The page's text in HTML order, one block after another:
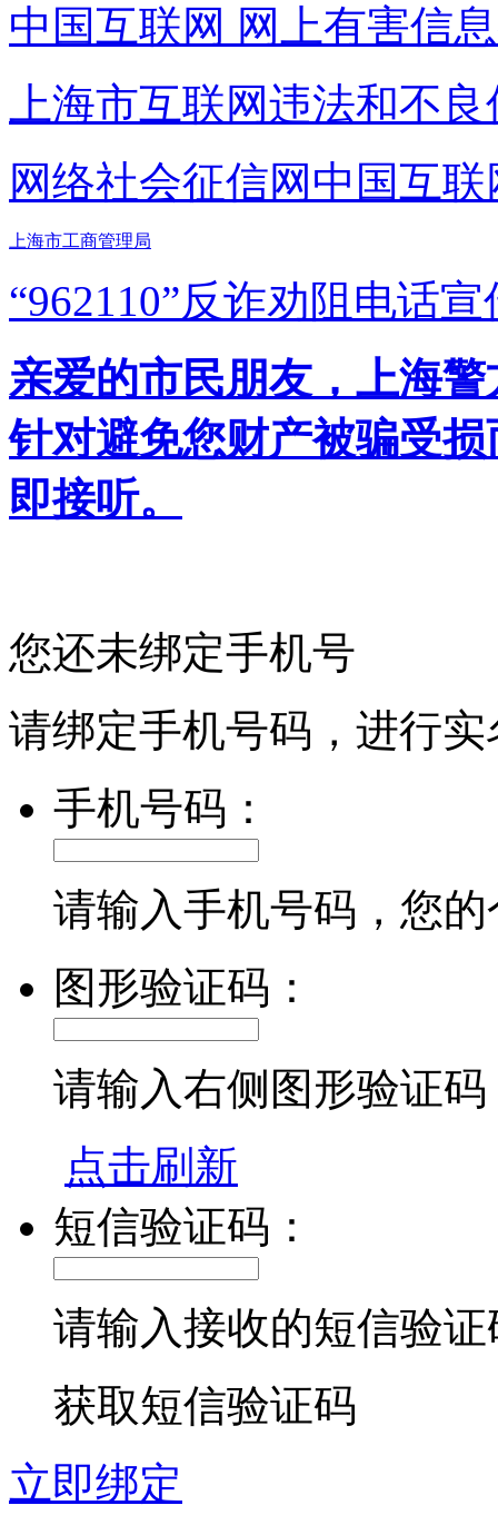
中国互联网 网上有害信
上海市互联网违法和不
网络社会征信网 中国互
上海市工商管理局
“962110”反诈劝阻电话宣
亲爱的市民朋友，上海
针对避免您财产被骗受
即接听。
您还未绑定手机号
请绑定手机号码，进行
手机号码：
请输入手机号码，您
图形验证码：
请输入右侧图形验证码
点击刷新
短信验证码：
请输入接收的短信验证
获取短信验证码
立即绑定